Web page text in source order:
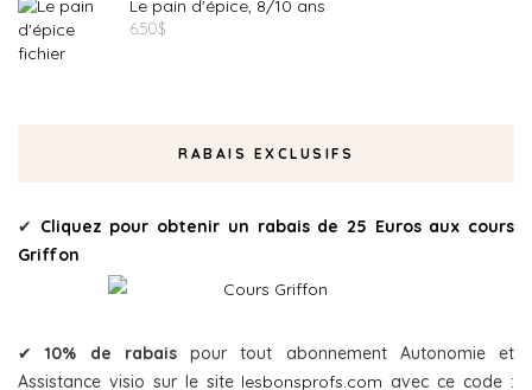
Le pain d'épice, 8/10 ans
6.50$
RABAIS EXCLUSIFS
✔ Cliquez pour obtenir un rabais de 25 Euros aux cours
Griffon
✔10% de rabaispour tout abonnement Autonomie et
Assistance visio sur le site lesbonsprofs.com avec ce code :